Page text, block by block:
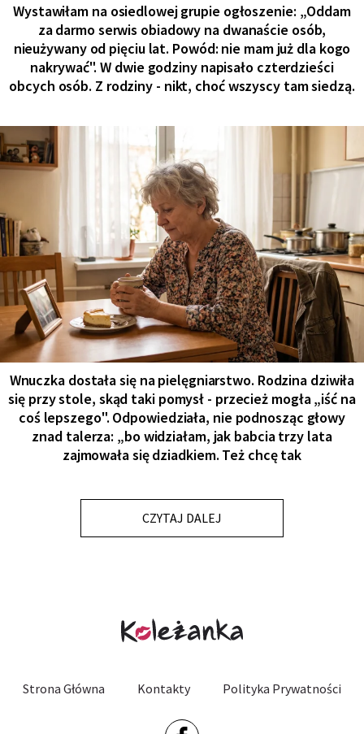
Wystawiłam na osiedlowej grupie ogłoszenie: „Oddam
za darmo serwis obiadowy na dwanaście osób,
nieużywany od pięciu lat. Powód: nie mam już dla kogo
nakrywać". W dwie godziny napisało czterdzieści
obcych osób. Z rodziny - nikt, choć wszyscy tam siedzą.
Wnuczka dostała się na pielęgniarstwo. Rodzina dziwiła
się przy stole, skąd taki pomysł - przecież mogła „iść na
coś lepszego". Odpowiedziała, nie podnosząc głowy
znad talerza: „bo widziałam, jak babcia trzy lata
zajmowała się dziadkiem. Też chcę tak
CZYTAJ DALEJ
Strona Główna Kontakty Polityka Prywatności